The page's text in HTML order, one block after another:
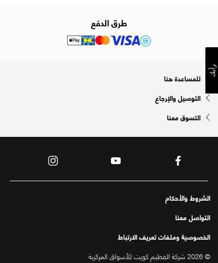
طرق الدفع
للمساعدة هنا
التوصيل والإرجاع
التسوق معنا
الشروط والأحكام
التواصل معنا
الخصوصية وملفات تعريف الارتباط
© 2026 شركة الفطيم كويت للأسواق المركزية
رأيك